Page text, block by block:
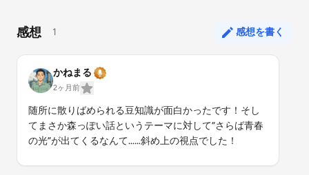
感想 1 感想を書く
かねまる
2ヶ月前
随所に散りばめられる豆知識が面白かったです！そし
てまさか森っぽい話というテーマに対して”さらば青春
の光”が出てくるなんて……斜め上の視点でした！